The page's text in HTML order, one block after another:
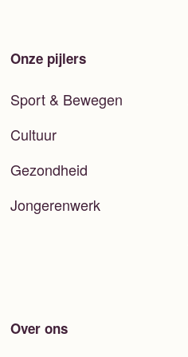
Onze pijlers
Sport & Bewegen
Cultuur
Gezondheid
Jongerenwerk
Over ons